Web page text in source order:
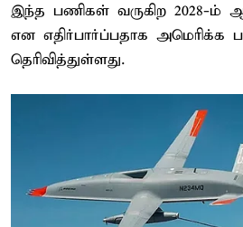
இந்த பணிகள் வருகிற 2028-ம்
என எதிர்பார்ப்பதாக அமெரிக்க
தெரிவித்துள்ளது.